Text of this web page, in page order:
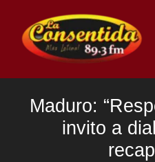
contenido
Maduro:
invito a